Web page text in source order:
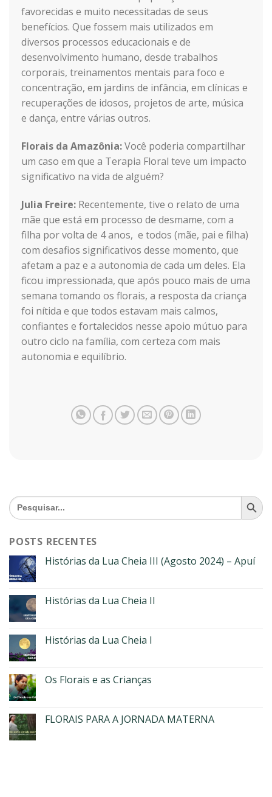
favorecidas e muito necessitadas de seus
benefícios. Que fossem mais utilizados em
diversos processos educacionais e de
desenvolvimento humano, desde trabalhos
corporais, treinamentos mentais para foco e
concentração, em jardins de infância, em clínicas e
recuperações de idosos, projetos de arte, música
e dança, entre várias outros.
Florais da Amazônia:Você poderia compartilhar
um caso em que a Terapia Floral teve um impacto
significativo na vida de alguém?
Julia Freire: Recentemente, tive o relato de uma
mãe que está em processo de desmame, com a
filha por volta de 4 anos, e todos (mãe, pai e filha)
com desafios significativos desse momento, que
afetam a paz e a autonomia de cada um deles. Ela
ficou impressionada, que após pouco mais de uma
semana tomando os florais, a resposta da criança
foi nítida e que todos estavam mais calmos,
confiantes e fortalecidos nesse apoio mútuo para
outro ciclo na família, com certeza com mais
autonomia e equilíbrio.
Search
for:
SEARCH
POSTS RECENTES
Histórias da Lua Cheia III (Agosto 2024) – Apuí
Histórias da Lua Cheia II
Histórias da Lua Cheia I
Os Florais e as Crianças
FLORAIS PARA A JORNADA MATERNA